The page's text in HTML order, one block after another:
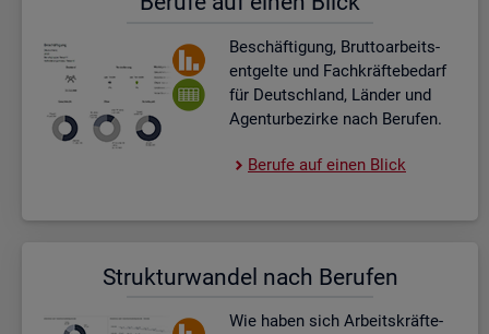
Be­schäf­ti­gung, Brut­to­ar­beits­
ent­gel­te und Fach­kräf­te­be­darf
für Deutsch­land, Län­der und
Agen­tur­be­zir­ke nach Be­ru­fen.
Be­ru­fe auf einen Blick
Struk­tur­wan­del nach Be­ru­fen
Wie haben sich Ar­beits­kräf­te­